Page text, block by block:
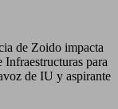
de Zoido impacta
para
de IU y aspirante